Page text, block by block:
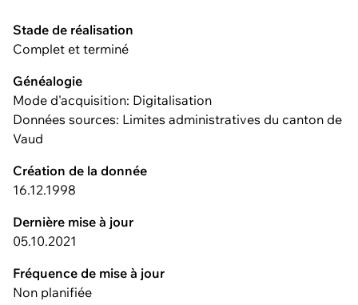
Stade de réalisation
Complet et terminé
Généalogie
Mode d'acquisition: Digitalisation
Données sources: Limites administratives du canton de
Vaud
Création de la donnée
16.12.1998
Dernière mise à jour
05.10.2021
Fréquence de mise à jour
Non planifiée